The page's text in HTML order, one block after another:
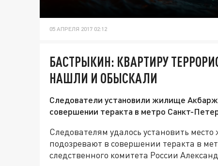
05 АПРЕЛЯ 2017 02:12
БАСТРЫКИН: КВАРТИРУ
НАШЛИ И ОБЫСКАЛИ
Следователи установили жилище
совершении теракта в метро Санкт-
Следователям удалось установить
подозревают в совершении теракта в
следственного комитета России